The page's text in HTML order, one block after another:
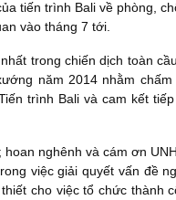
tiến trình Bali về phòng,
vào tháng 7 tới.
trong chiến dịch toàn
năm 2014 nhằm chấm
trình Bali và cam kết
nghênh và cám ơn
việc giải quyết vấn đề
cho việc tổ chức thành